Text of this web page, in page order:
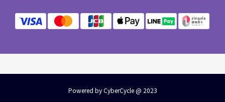
Powered by CyberCycle @ 2023